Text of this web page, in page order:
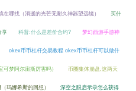
在哪找（消逝的光芒无耐久神器望远镜） 买什
享 科普:什么是差价合约? 梦幻西游手游神
okex币币杠杆交易教程 okex币币杠杆可以做什
梦阿尔宙斯厉害吗） 币圈集体崩盘,这两天
玛娜希斯的回想） 深空之眼启示录怎么获得